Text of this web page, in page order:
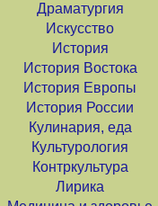
Драматургия
Искусство
История
История Востока
История Европы
История России
Кулинария, еда
Культурология
Контркультура
Лирика